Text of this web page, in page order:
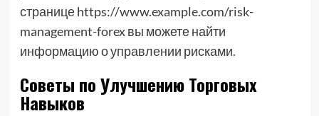
странице https://www.example.com/risk-
management-forex вы можете найти
информацию о управлении рисками.
Советы по Улучшению Торговых
Навыков